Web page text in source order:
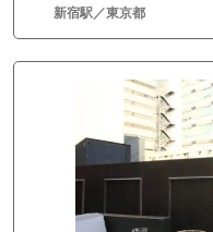
新宿駅／東京都